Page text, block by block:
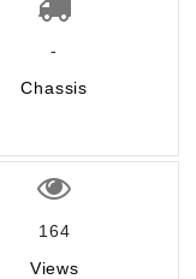
-
Chassis
164
Views